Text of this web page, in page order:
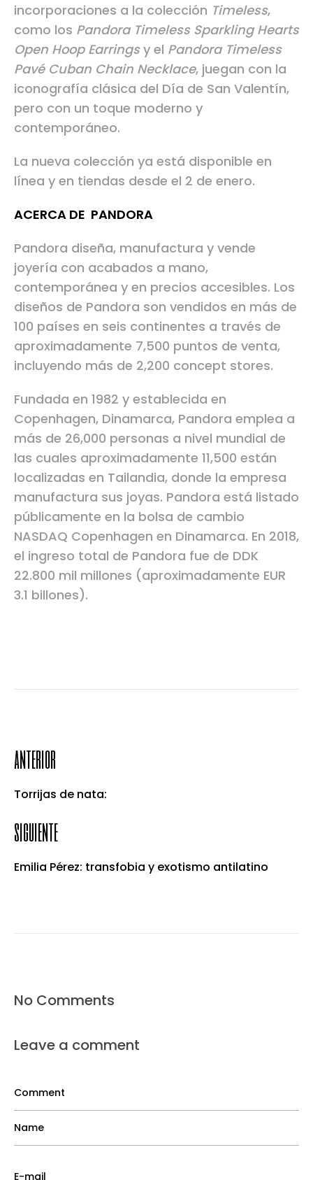
incorporaciones a la colección Timeless,
como los Pandora Timeless Sparkling Hearts
Open Hoop Earringsy el Pandora Timeless
Pavé Cuban Chain Necklace, juegan con la
iconografía clásica del Día de San Valentín,
pero con un toque moderno y
contemporáneo.
La nueva colección ya está disponible en
línea y en tiendas desde el 2 de enero.
ACERCA DE PANDORA
Pandora diseña, manufactura y vende
joyería con acabados a mano,
contemporánea y en precios accesibles. Los
diseños de Pandora son vendidos en más de
100 países en seis continentes a través de
aproximadamente 7,500 puntos de venta,
incluyendo más de 2,200 concept stores.
Fundada en 1982 y establecida en
Copenhagen, Dinamarca, Pandora emplea a
más de 26,000 personas a nivel mundial de
las cuales aproximadamente 11,500 están
localizadas en Tailandia, donde la empresa
manufactura sus joyas. Pandora está listado
públicamente en la bolsa de cambio
NASDAQ Copenhagen en Dinamarca. En 2018,
el ingreso total de Pandora fue de DDK
22.800 mil millones (aproximadamente EUR
3.1 billones).
anterior
Torrijas de nata:
siguiente
Emilia Pérez: transfobia y exotismo antilatino
No Comments
Leave a comment